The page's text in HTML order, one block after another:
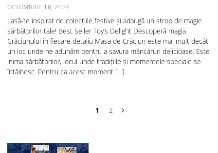
OCTOMBRIE 18, 2024
Lasă-te inspirat de colecțiile festive și adaugă un strop de magie
sărbătorilor tale! Best Seller Toy’s Delight Descoperă magia
Crăciunului în fiecare detaliu Masa de Crăciun este mai mult decât
un loc unde ne adunăm pentru a savura mâncăruri delicioase. Este
inima sărbătorilor, locul unde tradițiile și momentele speciale se
întâlnesc. Pentru ca acest moment […]
1 2